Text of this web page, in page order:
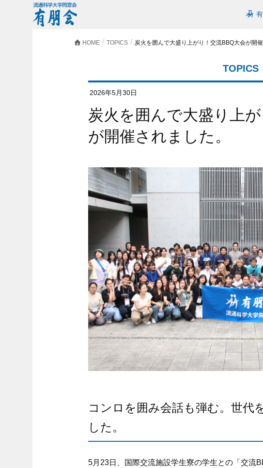
HOME TOPICS 炭火を囲んで大盛り上がり！交流BBQ大会が開催
TOPICS
2026年5月30日
炭火を囲んで大盛り上がり！交流BBQ大会
が開催されました。
コンロを囲み会話も弾む。世代
した。
5月23日、国際交流施設学生寮の学生との「交流